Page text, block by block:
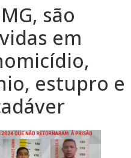
são
em
estupro e